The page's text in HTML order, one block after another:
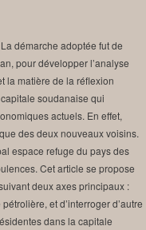
démarche adoptée fut de
pour développer l’analyse
la matière de la réflexion
soudanaise qui
actuels. En effet,
des deux nouveaux voisins.
espace refuge du pays des
Cet article se propose
deux axes principaux :
et d’interroger d’autre
dans la capitale